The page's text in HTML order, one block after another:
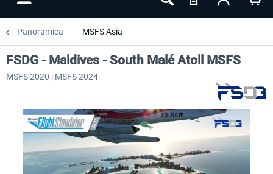
Panoramica MSFS Asia
FSDG - Maldives - South Malé Atoll MSFS
MSFS 2020 | MSFS 2024